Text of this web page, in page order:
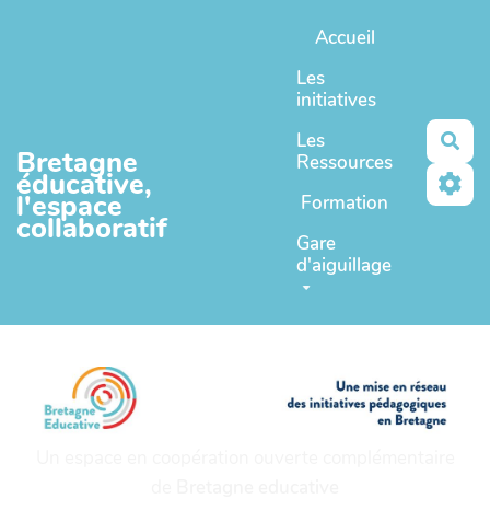
Bretagne
éducative,
l'espace
collaboratif
Accueil
Les
initiatives
Les
Ressources
Formation
Gare
d'aiguillage